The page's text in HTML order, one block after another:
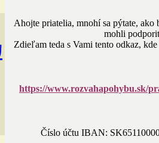
Ahojte priatelia, mnohí sa pýtate, ako
mohli
Zdieľam teda s Vami tento odkaz,
https://www.rozvahapohybu.sk/
Číslo účtu IBAN: